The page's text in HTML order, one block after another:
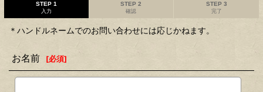
STEP 1
入力
STEP 2
確認
STEP 3
完了
＊ハンドルネームでのお問い合わせには応じかねます。
お名前 [必須]